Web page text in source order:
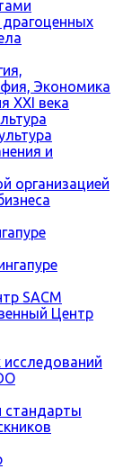
драгоценных
Экономика
XXI века
и
организацией
SACM
Центр
стандарты